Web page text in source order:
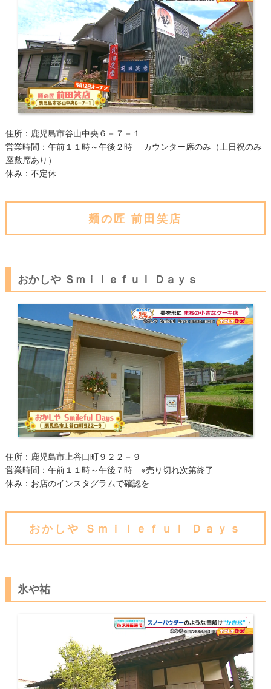
住所：鹿児島市谷山中央６－７－１
営業時間：午前１１時～午後２時 カウンター席のみ（土日祝のみ
座敷席あり）
休み：不定休
麺の匠 前田笑店
おかしや Ｓｍｉｌｅｆｕｌ Ｄａｙｓ
住所：鹿児島市上谷口町９２２－９
営業時間：午前１１時～午後７時 ※売り切れ次第終了
​休み：お店のインスタグラムで確認を
おかしや Ｓｍｉｌｅｆｕｌ Ｄａｙｓ
氷や祐